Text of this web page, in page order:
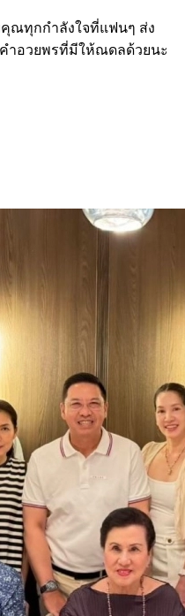
ณทุกกำลังใจที่แฟนๆ ส่ง
ำอวยพรที่มีให้ณดลด้วยนะ